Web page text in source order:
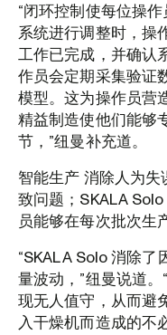
“闭环控制使每位操
系统进行调整时，操
工作已完成，并确认
作员会定期采集验证
模型。这为操作员营
精益制造使他们能够
节，”纽曼补充道。
智能生产 消除人为
致问题；SKALA
员能够在每次批次生
“SKALA Solo 消除
量波动，”纽曼说道
现无人值守，从而避
入干燥机而造成的不